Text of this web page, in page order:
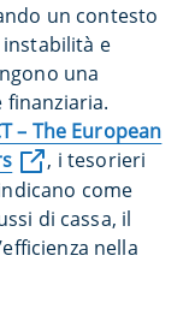
un contesto
e
una
finanziaria.
– The European
, i tesorieri
come
di cassa, il
nella